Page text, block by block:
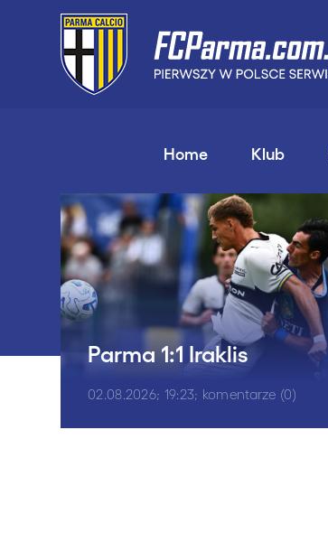
Home Klub
Parma 1:1 Iraklis
02.08.2026; 19:23; komentarze (0)